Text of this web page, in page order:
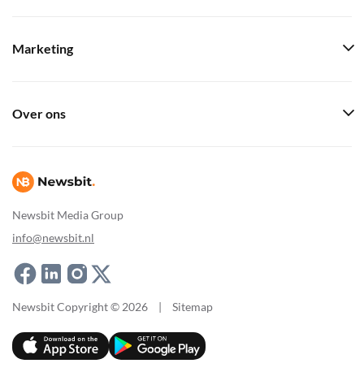
Newsbit Media Group
info@newsbit.nl
Marketing
Over ons
Newsbit Copyright © 2026 | Sitemap